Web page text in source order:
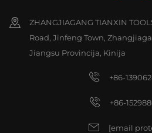
ZHANGJIAGANG TIANXIN
Road, Jinfeng Town,
Jiangsu Provincija, Kinija
+86-
+86-
[email